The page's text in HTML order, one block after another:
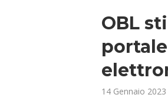
OBL
14 Gennaio 2023